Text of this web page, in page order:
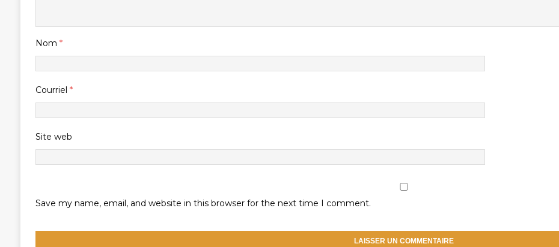
Nom *
Courriel *
Site web
Save my name, email, and website in this browser for the next time I comment.